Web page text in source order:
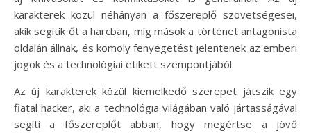
karakterek közül néhányan a főszereplő szövetségesei,
akik segítik őt a harcban, míg mások a történet antagonista
oldalán állnak, és komoly fenyegetést jelentenek az emberi
jogok és a technológiai etikett szempontjából.
Az új karakterek közül kiemelkedő szerepet játszik egy
fiatal hacker, aki a technológia világában való jártasságával
segíti a főszereplőt abban, hogy megértse a jövő